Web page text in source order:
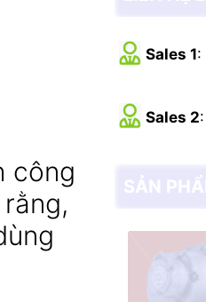
công
Sales 1:
Sales 2: